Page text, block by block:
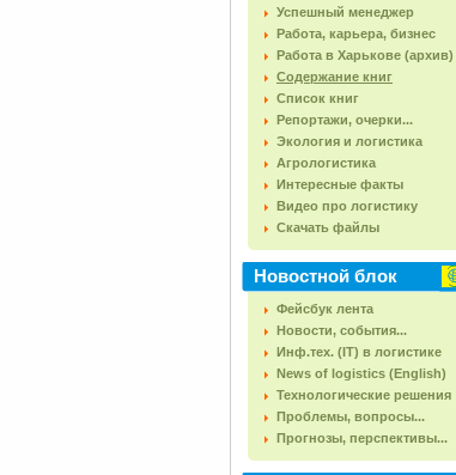
Успешный менеджер
Работа, карьера, бизнес
Работа в Харькове (архив)
Содержание книг
Список книг
Репортажи, очерки...
Экология и логистика
Агрологистика
Интересные факты
Видео про логистику
Скачать файлы
Новостной блок
Фейсбук лента
Новости, события...
Инф.тех. (IT) в логистике
News of logistics (English)
Технологические решения
Проблемы, вопросы...
Прогнозы, перспективы...